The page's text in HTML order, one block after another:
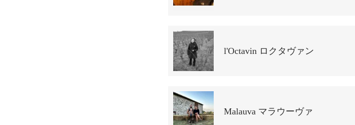
l'Octavin ロクタヴァン
Malauva マラウーヴァ